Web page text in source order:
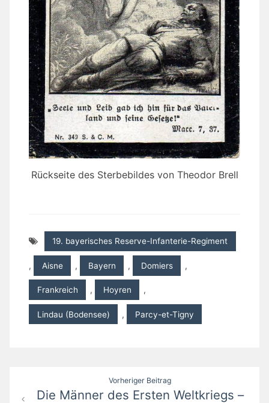
Rückseite des Sterbebildes von Theodor Brell
19. bayerisches Reserve-Infanterie-Regiment
, Aisne , Bayern , Domiers ,
Frankreich , Hoyren ,
Lindau (Bodensee) , Parcy-et-Tigny
Beitragsnavigation
Vorheriger Beitrag
Die Männer des Ersten Weltkriegs –